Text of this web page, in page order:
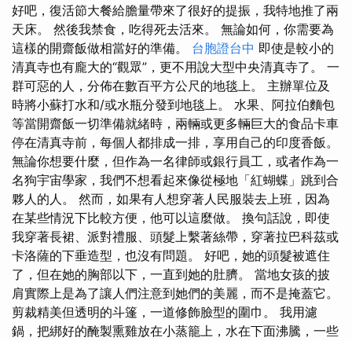
好吧，復活節大餐給膽量帶來了很好的提振，我特地推了兩
天床。 然後我禁食，吃得死去活來。 無論如何，你需要為
這樣的開齋飯做相當好的準備。 台胞證台中 即使是較小的
清真寺也有龐大的“觀眾”，更不用說大型中央清真寺了。 一
群可惡的人，分佈在數百平方公尺的地毯上。 主辦單位及
時將小蘇打水和/或水瓶分發到地毯上。 水果、阿拉伯麵包
等當開齋飯一切準備就緒時，兩輛或更多輛巨大的食品卡車
停在清真寺前，每個人都排成一排，享用自己的印度香飯。
無論你想要什麼，但作為一名律師或銀行員工，或者作為一
名狗宇宙學家，我們不想看起來像從極地「紅蝴蝶」跳到合
夥人的人。 然而，如果有人想穿著人民服裝去上班，因為
在某些情況下比較方便，他可以這麼做。 換句話說，即使
我穿著長裙、派對禮服、頭髮上繫著絲帶，穿著拉巴科茲或
卡洛薩的下垂造型，也沒有問題。 好吧，她的頭髮被遮住
了，但在她的胸部以下，一直到她的肚臍。 當地女孩的披
肩實際上是為了讓人們注意到她們的美麗，而不是掩蓋它。
剪裁精美但透明的斗篷，一道修飾臉型的圍巾。 我用濾
鍋，把綁好的醃製熏雞放在小蒸籠上，水在下面沸騰，一些